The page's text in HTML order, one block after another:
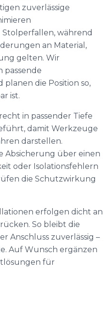
zuverlässige
während
an Material,
gelten. Wir
passende
die Position so,
ist.
in passender Tiefe
damit Werkzeuge
darstellen.
Absicherung über einen
oder Isolationsfehlern
die Schutzwirkung
erfolgen dicht an
So bleibt die
Anschluss zuverlässig –
Auf Wunsch ergänzen
für